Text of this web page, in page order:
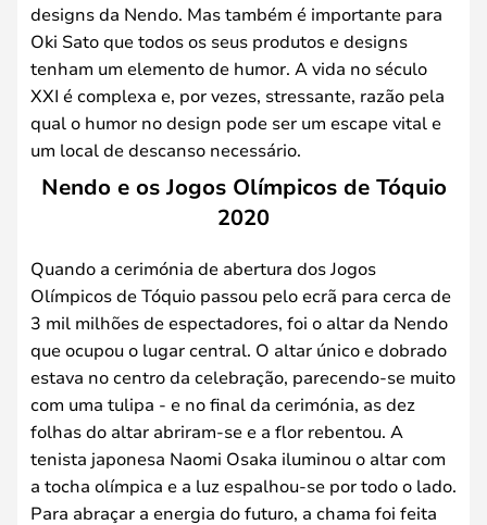
designs da Nendo. Mas também é importante para
Oki Sato que todos os seus produtos e designs
tenham um elemento de humor. A vida no século
XXI é complexa e, por vezes, stressante, razão pela
qual o humor no design pode ser um escape vital e
um local de descanso necessário.
Nendo e os Jogos Olímpicos de Tóquio
2020
Quando a cerimónia de abertura dos Jogos
Olímpicos de Tóquio passou pelo ecrã para cerca de
3 mil milhões de espectadores, foi o altar da Nendo
que ocupou o lugar central. O altar único e dobrado
estava no centro da celebração, parecendo-se muito
com uma tulipa - e no final da cerimónia, as dez
folhas do altar abriram-se e a flor rebentou. A
tenista japonesa Naomi Osaka iluminou o altar com
a tocha olímpica e a luz espalhou-se por todo o lado.
Para abraçar a energia do futuro, a chama foi feita